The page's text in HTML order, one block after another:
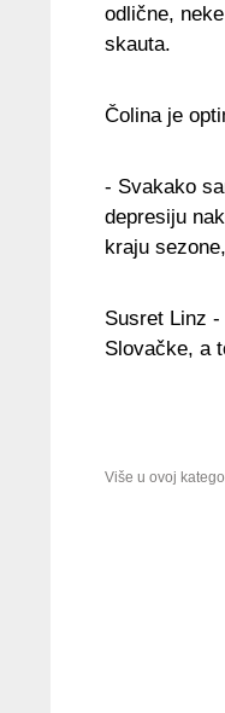
odlične,
skauta.
Čolina je
- Svakako
depresiju
kraju
Susret Linz
Slovačke, a
Više u ovoj